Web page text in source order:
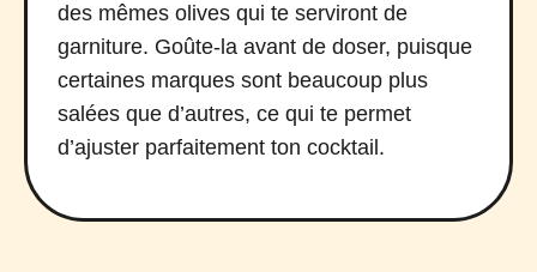
des mêmes olives qui te serviront de
garniture. Goûte-la avant de doser, puisque
certaines marques sont beaucoup plus
salées que d’autres, ce qui te permet
d’ajuster parfaitement ton cocktail.